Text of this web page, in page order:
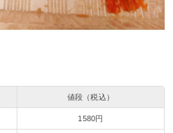
値段（税込）
1580円